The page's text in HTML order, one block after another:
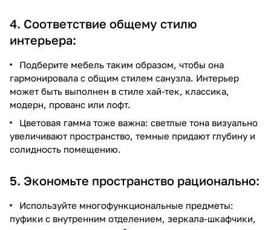
4. Соответствие общему стилю
интерьера:
Подберите мебель таким образом, чтобы она
гармонировала с общим стилем санузла. Интерьер
может быть выполнен в стиле хай-тек, классика,
модерн, прованс или лофт.
Цветовая гамма тоже важна: светлые тона визуально
увеличивают пространство, темные придают глубину и
солидность помещению.
5. Экономьте пространство рационально:
Используйте многофункциональные предметы:
пуфики с внутренним отделением, зеркала-шкафчики,